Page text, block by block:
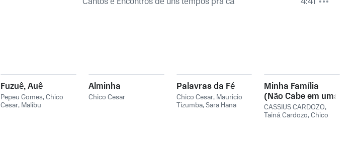
Fuzuê, Auê
Pepeu Gomes,Chico
Cesar, Malibu
Alminha
Chico Cesar
Palavras da Fé
Chico Cesar, Mauricio
Tizumba,Sara Hana
Minha Família
(Não Cabe em uma
Ilha)
CASSIUS CARDOZO,
Tainá Cardozo,Chico